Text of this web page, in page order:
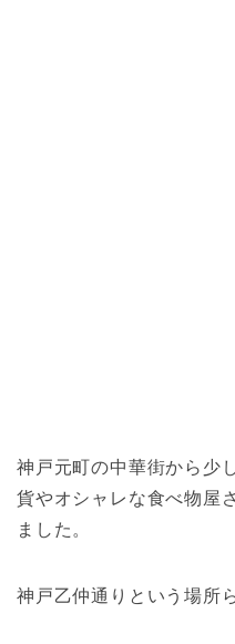
神戸元町の中華街から少
貨やオシャレな食べ物屋
ました。
神戸乙仲通りという場所